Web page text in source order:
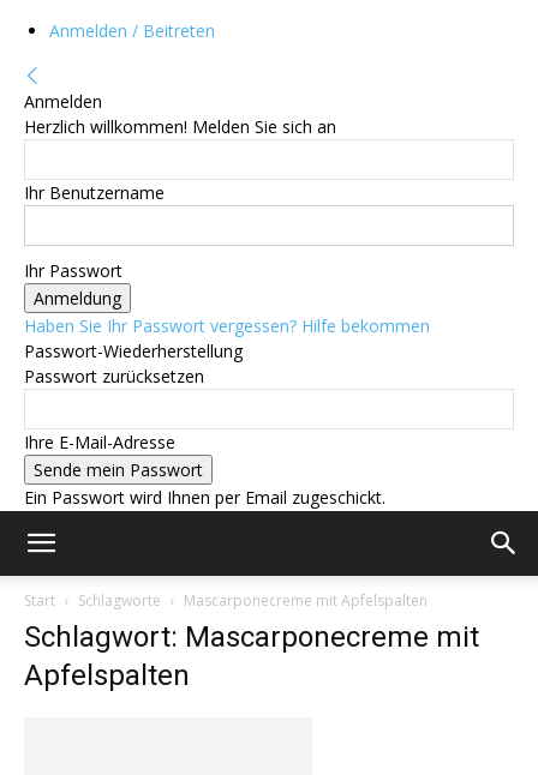
Anmelden / Beitreten
Anmelden
Herzlich willkommen! Melden Sie sich an
Ihr Benutzername
Ihr Passwort
Haben Sie Ihr Passwort vergessen? Hilfe bekommen
Passwort-Wiederherstellung
Passwort zurücksetzen
Ihre E-Mail-Adresse
Ein Passwort wird Ihnen per Email zugeschickt.
Start Schlagworte Mascarponecreme mit Apfelspalten
Schlagwort: Mascarponecreme mit
Apfelspalten